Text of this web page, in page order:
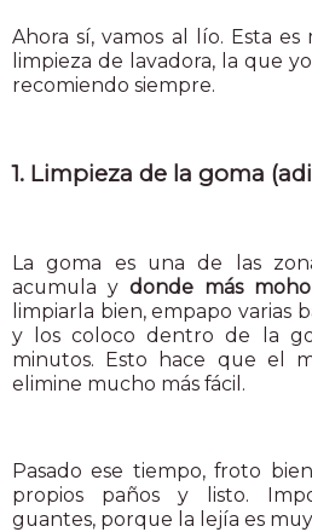
Ahora sí, vamos al lío. Esta
limpieza de lavadora, la que
recomiendo siempre.
1. Limpieza de la goma
La goma es una de las
acumula y donde más
limpiarla bien, empapo varias
y los coloco dentro de la
minutos. Esto hace que el
elimine mucho más fácil.
Pasado ese tiempo, froto
propios paños y listo.
guantes, porque la lejía es